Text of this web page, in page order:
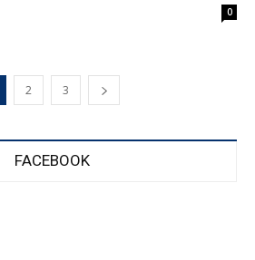
0
2 3
FACEBOOK